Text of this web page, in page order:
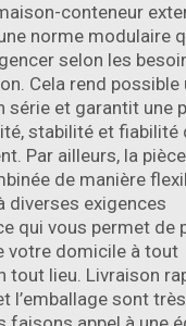
conteneur
norme modulaire
selon les
Cela rend possible
série et garantit une
stabilité et fiabilité
Par ailleurs, la
de manière
diverses exigences
qui vous permet de
votre domicile à tout
tout lieu. Livraison
l’emballage sont très